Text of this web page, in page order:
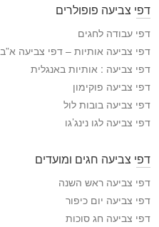
י
ה
צ
י
ע
ה
דפי צביעה פופולרים
דפי עבודה לחגים
דפי צביעה אותיות – דפי צביעה א”ב
דפי צביעה : אותיות באנגלית
דפי צביעה פוקימון
דפי צביעה בובות לול
דפי צביעה לגו נינג’גו
דפי צביעה חגים ומועדים
דפי צביעה ראש השנה
דפי צביעה יום כיפור
דפי צביעה חג סוכות